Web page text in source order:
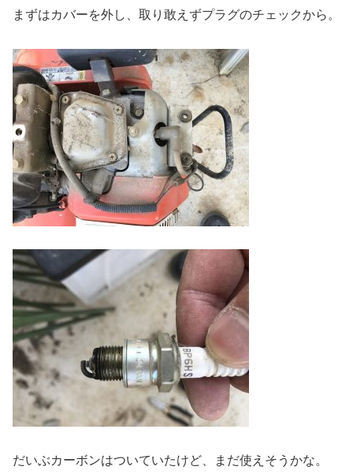
まずはカバーを外し、取り敢えずプラグのチェックから。
だいぶカーボンはついていたけど、まだ使えそうかな。